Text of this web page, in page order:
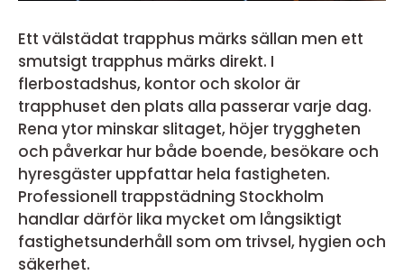
Ett välstädat trapphus märks sällan men ett
smutsigt trapphus märks direkt. I
flerbostadshus, kontor och skolor är
trapphuset den plats alla passerar varje dag.
Rena ytor minskar slitaget, höjer tryggheten
och påverkar hur både boende, besökare och
hyresgäster uppfattar hela fastigheten.
Professionell trappstädning Stockholm
handlar därför lika mycket om långsiktigt
fastighetsunderhåll som om trivsel, hygien och
säkerhet.